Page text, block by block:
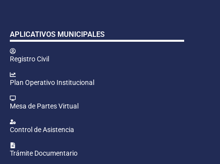
APLICATIVOS MUNICIPALES
Registro Civil
Plan Operativo Institucional
Mesa de Partes Virtual
Control de Asistencia
Trámite Documentario